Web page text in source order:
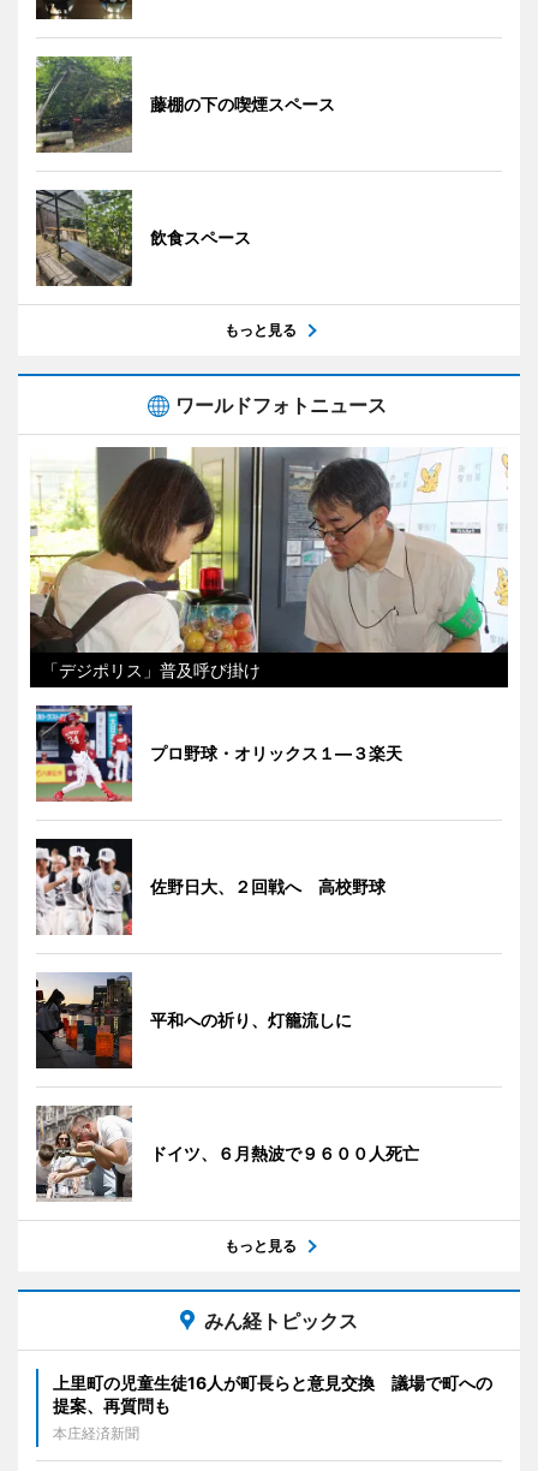
藤棚の下の喫煙スペース
飲食スペース
もっと見る
ワールドフォトニュース
「デジポリス」普及呼び掛け
プロ野球・オリックス１―３楽天
佐野日大、２回戦へ 高校野球
平和への祈り、灯籠流しに
ドイツ、６月熱波で９６００人死亡
もっと見る
みん経トピックス
上里町の児童生徒16人が町長らと意見交換 議場で町への
提案、再質問も
本庄経済新聞